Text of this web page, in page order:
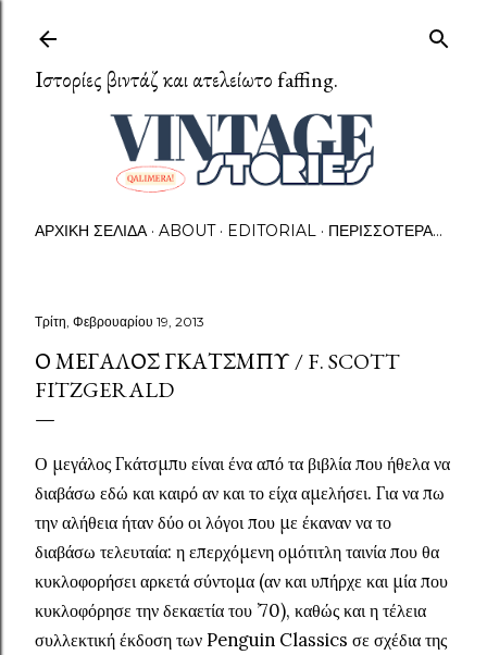
Ιστορίες βιντάζ και ατελείωτο faffing.
ΑΡΧΙΚΉ ΣΕΛΊΔΑ ABOUT EDITORIAL ΠΕΡΙΣΣΌΤΕΡΑ…
Τρίτη, Φεβρουαρίου 19, 2013
Ο ΜΕΓΆΛΟΣ ΓΚΆΤΣΜΠΥ / F. SCOTT
FITZGERALD
Ο μεγάλος Γκάτσμπυ είναι ένα από τα βιβλία που ήθελα να
διαβάσω εδώ και καιρό αν και το είχα αμελήσει. Για να πω
την αλήθεια ήταν δύο οι λόγοι που με έκαναν να το
διαβάσω τελευταία: η επερχόμενη ομότιτλη ταινία που θα
κυκλοφορήσει αρκετά σύντομα (αν και υπήρχε και μία που
κυκλοφόρησε την δεκαετία του ’70), καθώς και η τέλεια
συλλεκτική έκδοση των Penguin Classics σε σχέδια της